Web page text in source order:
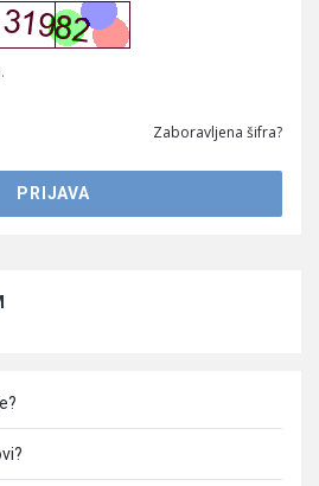
Zaboravljena šifra?